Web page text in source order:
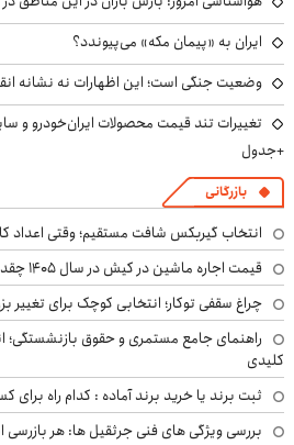
ایران به «پیمان مکه» می‌پیوندد؟
وضعیت جنگی است؛ این اظهارات نه نشانه
+جدول
بازرگانی
انتخاب گیربکس شافت مستقیم؛ وقتی اعداد
قیمت اجاره ماشین در کیش در سال ۱۴۰۵ چقدر تغییر کرده است؟
چراغ سقفی توکار؛ انتخابی کوچک برای تغییر
راهنمای جامع مستمری و حقوق بازنشستگی؛
کلیدی
ثبت برند یا خرید برند آماده : کدام راه
بررسی ویژگی های فنی جرثقیل ها: هر بازرسی